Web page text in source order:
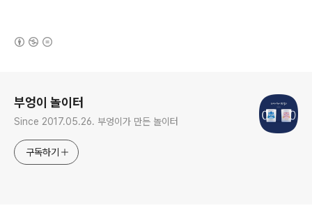
부엉이 놀이터
Since 2017.05.26. 부엉이가 만든 놀이터
구독하기